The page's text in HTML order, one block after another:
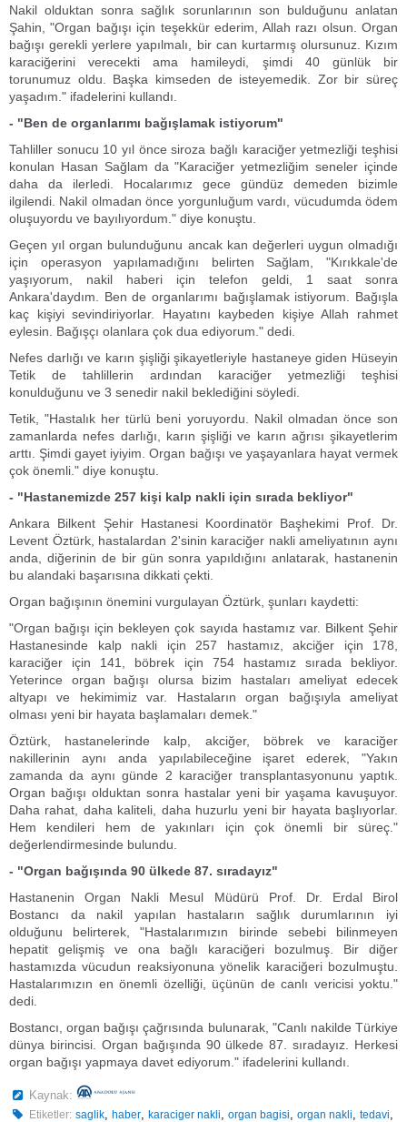
Nakil olduktan sonra sağlık sorunlarının son bulduğunu anlatan
Şahin, "Organ bağışı için teşekkür ederim, Allah razı olsun. Organ
bağışı gerekli yerlere yapılmalı, bir can kurtarmış olursunuz. Kızım
karaciğerini verecekti ama hamileydi, şimdi 40 günlük bir
torunumuz oldu. Başka kimseden de isteyemedik. Zor bir süreç
yaşadım." ifadelerini kullandı.
- "Ben de organlarımı bağışlamak istiyorum"
Tahliller sonucu 10 yıl önce siroza bağlı karaciğer yetmezliği teşhisi
konulan Hasan Sağlam da "Karaciğer yetmezliğim seneler içinde
daha da ilerledi. Hocalarımız gece gündüz demeden bizimle
ilgilendi. Nakil olmadan önce yorgunluğum vardı, vücudumda ödem
oluşuyordu ve bayılıyordum." diye konuştu.
Geçen yıl organ bulunduğunu ancak kan değerleri uygun olmadığı
için operasyon yapılamadığını belirten Sağlam, "Kırıkkale'de
yaşıyorum, nakil haberi için telefon geldi, 1 saat sonra
Ankara'daydım. Ben de organlarımı bağışlamak istiyorum. Bağışla
kaç kişiyi sevindiriyorlar. Hayatını kaybeden kişiye Allah rahmet
eylesin. Bağışçı olanlara çok dua ediyorum." dedi.
Nefes darlığı ve karın şişliği şikayetleriyle hastaneye giden Hüseyin
Tetik de tahlillerin ardından karaciğer yetmezliği teşhisi
konulduğunu ve 3 senedir nakil beklediğini söyledi.
Tetik, "Hastalık her türlü beni yoruyordu. Nakil olmadan önce son
zamanlarda nefes darlığı, karın şişliği ve karın ağrısı şikayetlerim
arttı. Şimdi gayet iyiyim. Organ bağışı ve yaşayanlara hayat vermek
çok önemli." diye konuştu.
- "Hastanemizde 257 kişi kalp nakli için sırada bekliyor"
Ankara Bilkent Şehir Hastanesi Koordinatör Başhekimi Prof. Dr.
Levent Öztürk, hastalardan 2'sinin karaciğer nakli ameliyatının aynı
anda, diğerinin de bir gün sonra yapıldığını anlatarak, hastanenin
bu alandaki başarısına dikkati çekti.
Organ bağışının önemini vurgulayan Öztürk, şunları kaydetti:
"Organ bağışı için bekleyen çok sayıda hastamız var. Bilkent Şehir
Hastanesinde kalp nakli için 257 hastamız, akciğer için 178,
karaciğer için 141, böbrek için 754 hastamız sırada bekliyor.
Yeterince organ bağışı olursa bizim hastaları ameliyat edecek
altyapı ve hekimimiz var. Hastaların organ bağışıyla ameliyat
olması yeni bir hayata başlamaları demek."
Öztürk, hastanelerinde kalp, akciğer, böbrek ve karaciğer
nakillerinin aynı anda yapılabileceğine işaret ederek, "Yakın
zamanda da aynı günde 2 karaciğer transplantasyonunu yaptık.
Organ bağışı olduktan sonra hastalar yeni bir yaşama kavuşuyor.
Daha rahat, daha kaliteli, daha huzurlu yeni bir hayata başlıyorlar.
Hem kendileri hem de yakınları için çok önemli bir süreç."
değerlendirmesinde bulundu.
- "Organ bağışında 90 ülkede 87. sıradayız"
Hastanenin Organ Nakli Mesul Müdürü Prof. Dr. Erdal Birol
Bostancı da nakil yapılan hastaların sağlık durumlarının iyi
olduğunu belirterek, "Hastalarımızın birinde sebebi bilinmeyen
hepatit gelişmiş ve ona bağlı karaciğeri bozulmuş. Bir diğer
hastamızda vücudun reaksiyonuna yönelik karaciğeri bozulmuştu.
Hastalarımızın en önemli özelliği, üçünün de canlı vericisi yoktu."
dedi.
Bostancı, organ bağışı çağrısında bulunarak, "Canlı nakilde Türkiye
dünya birincisi. Organ bağışında 90 ülkede 87. sıradayız. Herkesi
organ bağışı yapmaya davet ediyorum." ifadelerini kullandı.
Kaynak:
Etiketler: saglik,haber,karaciger nakli,organ bagisi,organ nakli,tedavi,